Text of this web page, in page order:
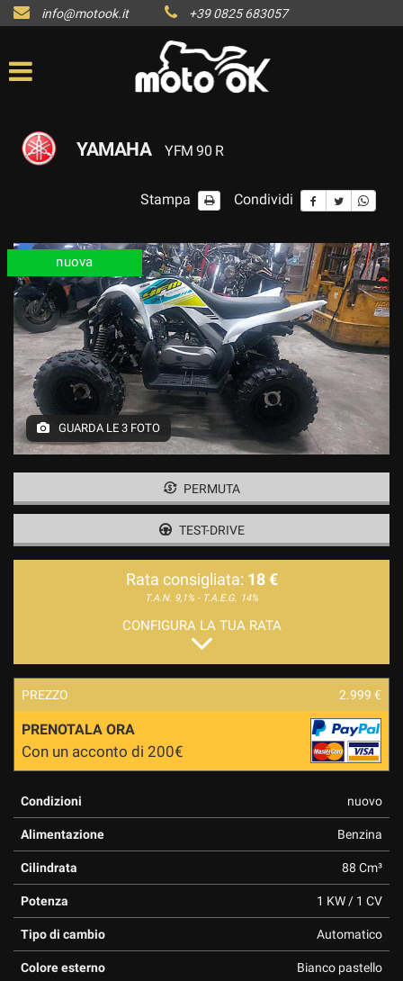
info@motook.it +39 0825 683057
YAMAHA YFM 90 R
Stampa Condividi
nuova
GUARDA LE 3 FOTO
PERMUTA
TEST-DRIVE
Rata consigliata: 18 €
T.A.N. 9,1% - T.A.E.G. 14%
CONFIGURA LA TUA RATA
PREZZO 2.999 €
PRENOTALA ORA
Con un acconto di 200€
Condizioni nuovo
Alimentazione Benzina
Cilindrata 88 Cm³
Potenza 1 KW / 1 CV
Tipo di cambio Automatico
Colore esterno Bianco pastello